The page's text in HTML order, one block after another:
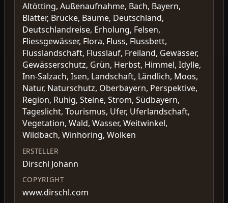
Altötting, Außenaufnahme, Bach, Bayern,
Blätter, Brücke, Bäume, Deutschland,
Deutschlandreise, Erholung, Felsen,
Fliessgewässer, Flora, Fluss, Flussbett,
Flusslandschaft, Flusslauf, Freiland, Gewässer,
Gewässerschutz, Grün, Herbst, Himmel, Idylle,
Inn-Salzach, Isen, Landschaft, Ländlich, Moos,
Natur, Naturschutz, Oberbayern, Perspektive,
Region, Ruhig, Steine, Strom, Südbayern,
Tageslicht, Tourismus, Ufer, Uferlandschaft,
Vegetation, Wald, Wasser, Weitwinkel,
Wildbach, Winhöring, Wolken
ERSTELLER
Dirschl Johann
COPYRIGHT
www.dirschl.com